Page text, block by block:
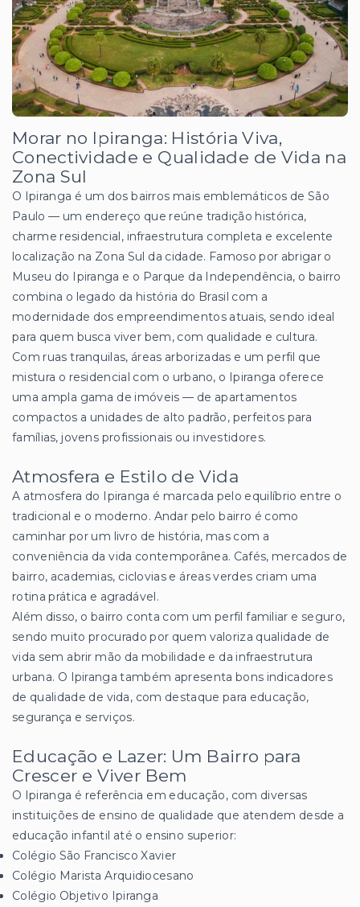
Morar no Ipiranga: História Viva,
Conectividade e Qualidade de Vida na
Zona Sul
O Ipiranga é um dos bairros mais emblemáticos de São
Paulo — um endereço que reúne tradição histórica,
charme residencial, infraestrutura completa e excelente
localização na Zona Sul da cidade. Famoso por abrigar o
Museu do Ipiranga e o Parque da Independência, o bairro
combina o legado da história do Brasil com a
modernidade dos empreendimentos atuais, sendo ideal
para quem busca viver bem, com qualidade e cultura.
Com ruas tranquilas, áreas arborizadas e um perfil que
mistura o residencial com o urbano, o Ipiranga oferece
uma ampla gama de imóveis — de apartamentos
compactos a unidades de alto padrão, perfeitos para
famílias, jovens profissionais ou investidores.
Atmosfera e Estilo de Vida
A atmosfera do Ipiranga é marcada pelo equilíbrio entre o
tradicional e o moderno. Andar pelo bairro é como
caminhar por um livro de história, mas com a
conveniência da vida contemporânea. Cafés, mercados de
bairro, academias, ciclovias e áreas verdes criam uma
rotina prática e agradável.
Além disso, o bairro conta com um perfil familiar e seguro,
sendo muito procurado por quem valoriza qualidade de
vida sem abrir mão da mobilidade e da infraestrutura
urbana. O Ipiranga também apresenta bons indicadores
de qualidade de vida, com destaque para educação,
segurança e serviços.
Educação e Lazer: Um Bairro para
Crescer e Viver Bem
O Ipiranga é referência em educação, com diversas
instituições de ensino de qualidade que atendem desde a
educação infantil até o ensino superior:
Colégio São Francisco Xavier
Colégio Marista Arquidiocesano
Colégio Objetivo Ipiranga